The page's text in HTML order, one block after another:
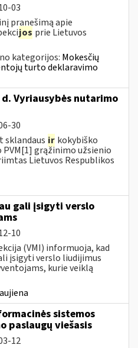
03
pranešimą apie
jos prie Lietuvos
kategorijos: Mokesčių
turto deklaravimo
Vyriausybės nutarimo
30
sklandaus ir kokybiško
grąžinimo užsienio
Lietuvos Respublikos
gali įsigyti verslo
10
(VMI) informuoja, kad
įsigyti verslo liudijimus
kurie veiklą
sistemos
paslaugų viešasis
12